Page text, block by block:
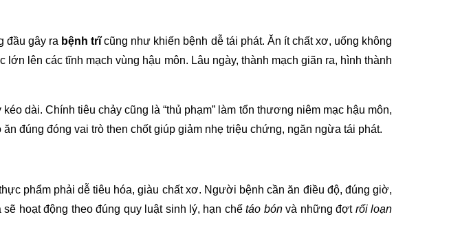
đầu gây ra bệnh trĩcũng như khiến bệnh dễ tái phát. Ăn ít chất xơ, uống không
lên các tĩnh mạch vùng hậu môn. Lâu ngày, thành mạch giãn ra, hình thành
dài. Chính tiêu chảy cũng là “thủ phạm” làm tổn thương niêm mạc hậu môn,
đúng đóng vai trò then chốt giúp giảm nhẹ triệu chứng, ngăn ngừa tái phát.
phẩm phải dễ tiêu hóa, giàu chất xơ. Người bệnh cần ăn điều độ, đúng giờ,
hoạt động theo đúng quy luật sinh lý, hạn chếtáo bónvà những đợt rối loạn